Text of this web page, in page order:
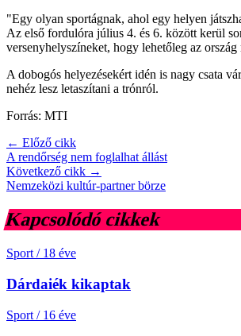
"Egy olyan sportágnak, ahol egy helyen
Az első fordulóra július 4. és 6. között kerül
versenyhelyszíneket, hogy lehetőleg az
A dobogós helyezésekért idén is nagy csata
nehéz lesz letaszítani a trónról.
Forrás: MTI
← Előző cikk
A rendőrség nem foglalhat állást
Következő cikk →
Nemzeközi kultúr-partner börze
Kapcsolódó cikkek
Sport / 18 éve
Dárdaiék kikaptak
Sport / 16 éve